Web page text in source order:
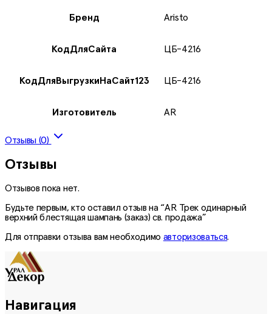
Бренд Aristo
КодДляСайта ЦБ-4216
КодДляВыгрузкиНаСайт123 ЦБ-4216
Изготовитель AR
Отзывы (0)
Отзывы
Отзывов пока нет.
Будьте первым, кто оставил отзыв на “AR Трек одинарный
верхний блестящая шампань (заказ) св. продажа”
Для отправки отзыва вам необходимо авторизоваться.
Навигация